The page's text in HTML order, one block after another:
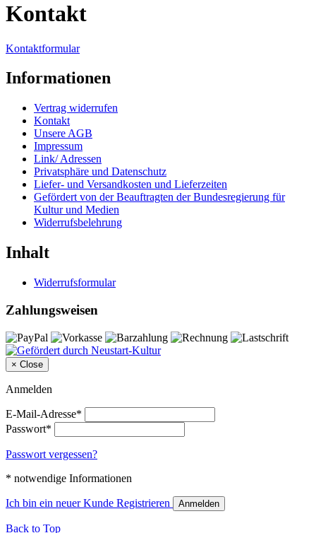
Kontakt
Kontaktformular
Informationen
Vertrag widerrufen
Kontakt
Unsere AGB
Impressum
Link/ Adressen
Privatsphäre und Datenschutz
Liefer- und Versandkosten und Lieferzeiten
Gefördert von der Beauftragten der Bundesregierung für
Kultur und Medien
Widerrufsbelehrung
Inhalt
Widerrufsformular
Zahlungsweisen
× Close
Anmelden
E-Mail-Adresse*
Passwort*
Passwort vergessen?
* notwendige Informationen
Ich bin ein neuer Kunde Registrieren Anmelden
Back to Top